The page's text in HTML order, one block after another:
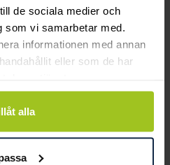
de sociala medier och
vi samarbetar med.
informationen med annan
eller som de har
alla